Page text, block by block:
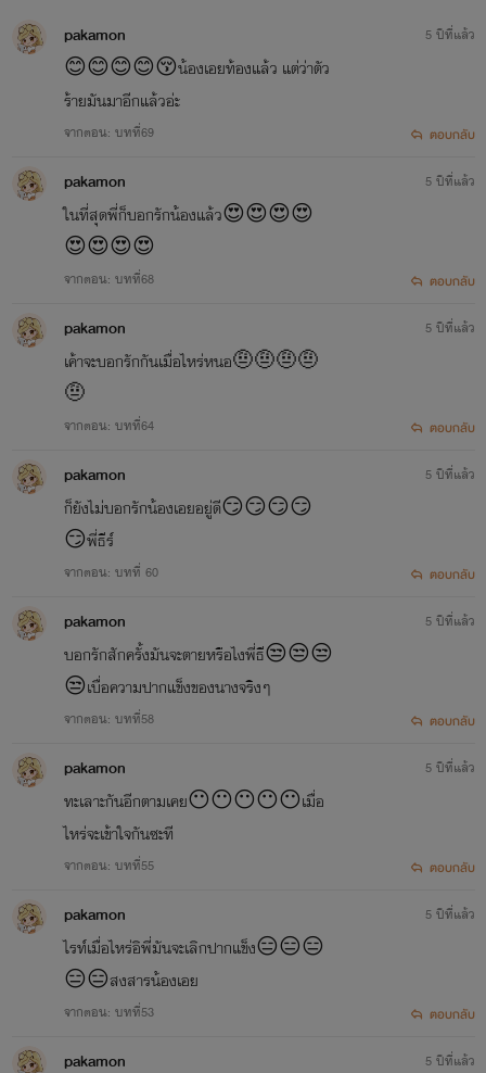
pakamon
😊😊😊😊😚น้องเอยท้องแล้ว แต่ว่าตัว
ร้ายมันมาอีกแล้วอ่ะ
จากตอน: บทที่69
5 ปีที่แล้ว
ตอบกลับ
pakamon
ในที่สุดพี่ก็บอกรักน้องแล้ว😍😍😍😍
😍😍😍😍
จากตอน: บทที่68
5 ปีที่แล้ว
ตอบกลับ
pakamon
เค้าจะบอกรักกันเมื่อไหร่หนอ🤨🤨🤨🤨
🤨
จากตอน: บทที่64
5 ปีที่แล้ว
ตอบกลับ
pakamon
ก็ยังไม่บอกรักน้องเอยอยู่ดี😏😏😏😏
😏พี่ธีร์
จากตอน: บทที่ 60
5 ปีที่แล้ว
ตอบกลับ
pakamon
บอกรักสักครั้งมันจะตายหรือไงพี่ธี😒😒😒
😒เบื่อความปากแข็งของนางจริงๆ
จากตอน: บทที่58
5 ปีที่แล้ว
ตอบกลับ
pakamon
ทะเลาะกันอีกตามเคย😶😶😶😶😶เมื่อ
ไหร่จะเข้าใจกันซะที
จากตอน: บทที่55
5 ปีที่แล้ว
ตอบกลับ
pakamon
ไรท์เมื่อไหร่อิพี่มันจะเลิกปากแข็ง😑😑😑
😑😑สงสารน้องเอย
จากตอน: บทที่53
5 ปีที่แล้ว
ตอบกลับ
pakamon 5 ปีที่แล้ว